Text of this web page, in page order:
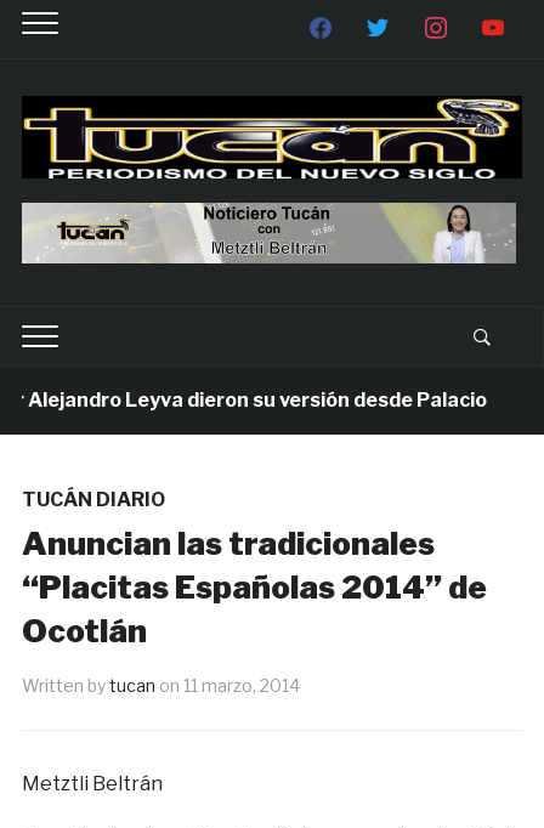
Leyva dieron su versión desde Palacio
TUCÁN DIARIO
Anuncian las tradicionales
“Placitas Españolas 2014” de
Ocotlán
Written bytucan on 11 marzo, 2014
Metztli Beltrán